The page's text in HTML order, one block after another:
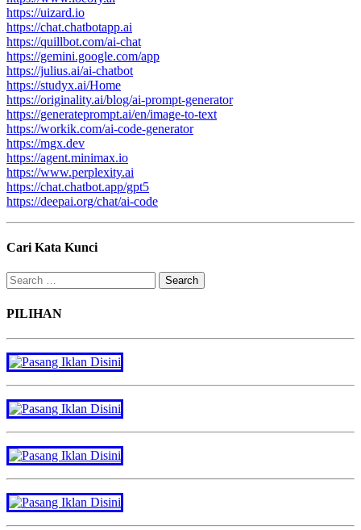
https://uizard.io
https://chat.chatbotapp.ai
https://quillbot.com/ai-chat
https://gemini.google.com/app
https://julius.ai/ai-chatbot
https://studyx.ai/Home
https://originality.ai/blog/ai-prompt-generator
https://generateprompt.ai/en/image-to-text
https://workik.com/ai-code-generator
https://mgx.dev
https://agent.minimax.io
https://www.perplexity.ai
https://chat.chatbot.app/gpt5
https://deepai.org/chat/ai-code
Cari Kata Kunci
Search
for:
PILIHAN